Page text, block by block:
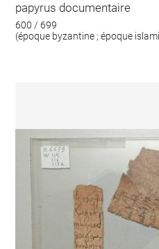
papyrus documentaire
600 / 699
(époque byzantine ; époque